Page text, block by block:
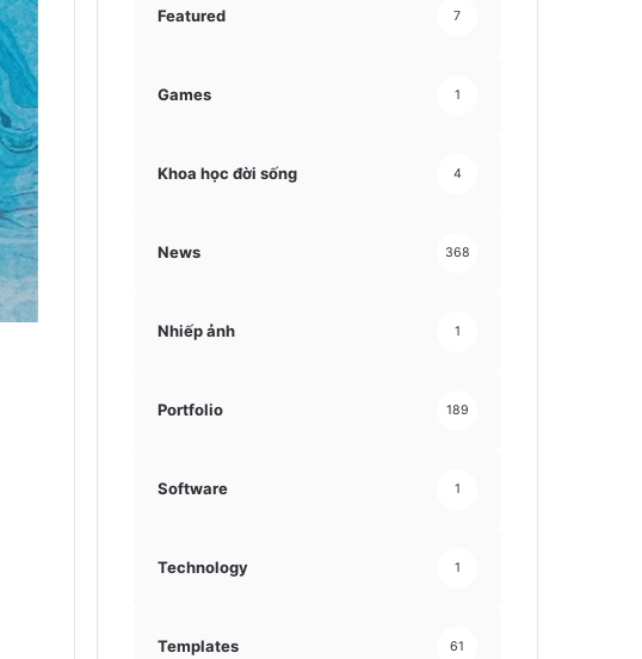
Featured 7
Games 1
Khoa học đời sống 4
News 368
Nhiếp ảnh 1
Portfolio 189
Software 1
Technology 1
Templates 61